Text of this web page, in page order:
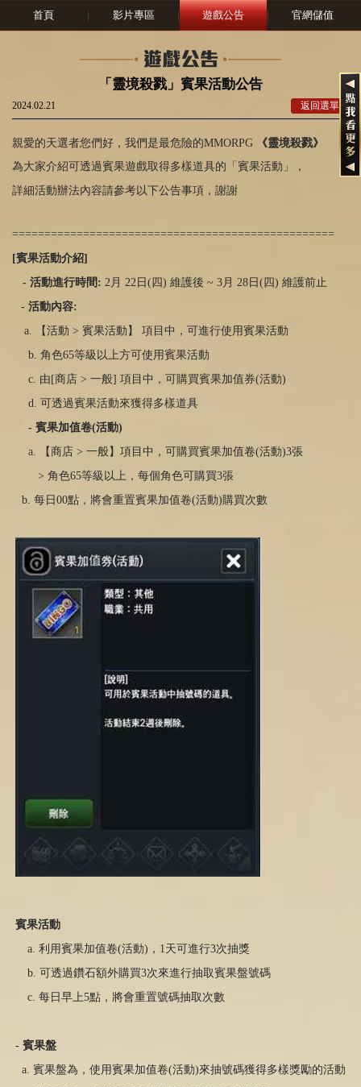
首頁 | 影片專區 | 遊戲公告 | 官網儲值
「靈境殺戮」賓果活動公告
2024.02.21 返回選單
親愛的天選者您們好，我們是最危險的MMORPG
《靈境殺戮》
為大家介紹可透過賓果遊戲取得多樣道具的「賓果活動」，
詳細活動辦法內容請參考以下公告事項，謝謝
==================================================
[賓果活動介紹]
-活動進行時間 : 2月 22 日( 四)維護後 ~ 3月 28日( 四)維護前止
- 活動內容:
a. 【活動 > 賓果活動】 項目中，可進行使用賓果活動
b. 角色65等級以上方可使用賓果活動
c. 由 [商店> 一般] 項目中，可購買賓果加值券(活動)
d. 可透過賓果活動來獲得多樣道具
- 賓果加值卷(活動)
a. 【商店> 一般】項目中，可購買賓果加值卷(活動)3張
> 角色65等級以上，每個角色可購買3張
b. 每日 00點，將會重置賓果加值卷(活動)購買次數
賓果活動
a. 利用賓果加值卷(活動) ， 1天可進行3次抽獎
b. 可透過鑽石額外購買3次來進行抽取賓果盤號碼
c. 每日早上5點，將會重置號碼抽取次數
-賓果盤
a. 賓果盤為，使用賓果加值卷(活動)來抽號碼獲得多樣獎勵的活動